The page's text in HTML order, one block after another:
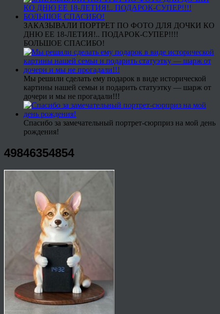
ЗАКАЗЫВАЛИ ПОРТРЕТ ПО ФОТО ДЛЯ ДОЧКИ КО
ДНЮ ЕЕ 18-ЛЕТИЯ!.. ПОДАРОК-СУПЕР!!!!
БОЛЬШОЕ СПАСИБО!
Мы решили сделать ему подарок в виде исторической
картины нашей семьи и подарить статуэтку — шарж от
дочери и мы не прогадали!!!
Спасибо за замечательный портрет-сюрприз на мой день
рождения!
49846354854